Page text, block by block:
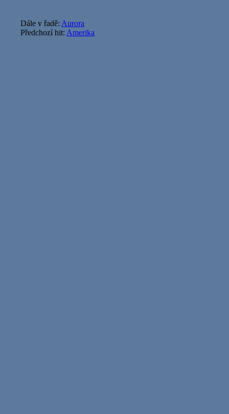
Dále v řadě: Aurora
Předchozí hit: Amerika